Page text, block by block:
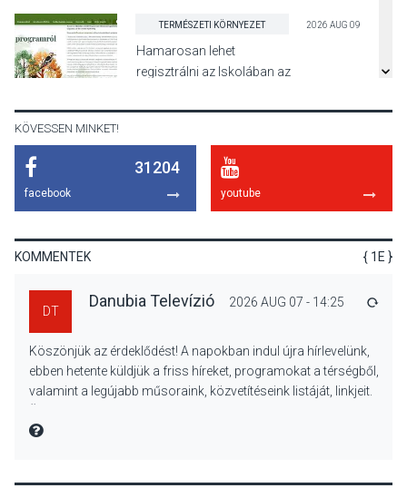
TERMÉSZETI KÖRNYEZET 2026 AUG 09
Hamarosan lehet
regisztrálni az Iskolában az
Aktívan lehet kikapcsolódni
Pócsmegyer-Surányban
Luce dell’amore – Ott Rezső
szerzői estjén lehet részt
venni Visegrádon
KÖZÉLET 2026 AUG 08
KÖVESSEN MINKET!
31204
facebook youtube
KOMMENTEK { 1E }
DT
Danubia Televízió 2026 AUG 07 - 14:25
Köszönjük az érdeklődést! A napokban indul újra hírlevelünk,
ebben hetente küldjük a friss híreket, programokat a térségből,
valamint a legújabb műsoraink, közvetítéseink listáját, linkjeit.
MIRE MONDTA